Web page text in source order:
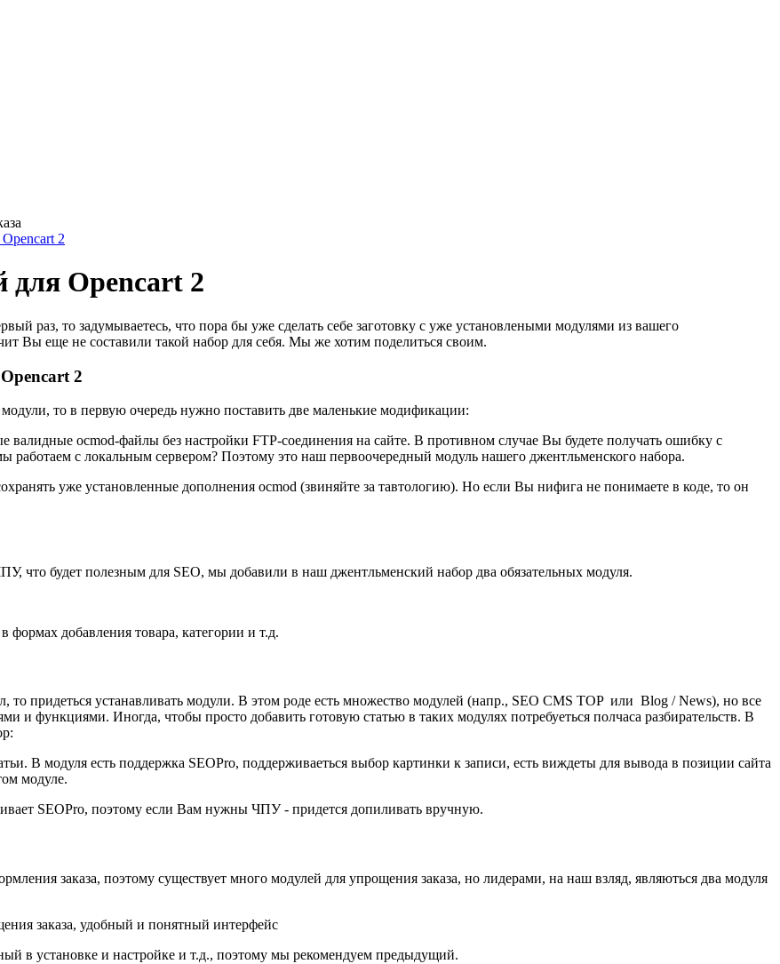
2
для Opencart 2
раз, то задумываетесь, что пора бы уже сделать себе заготовку с уже установлеными модулями из вашего
Вы еще не составили такой набор для себя. Мы же хотим поделиться своим.
2
то в первую очередь нужно поставить две маленькие модификации:
валидные ocmod-файлы без настройки FTP-соединения на сайте. В противном случае Вы будете получать ошибку с
с локальным сервером? Поэтому это наш первоочередный модуль нашего джентльменского набора.
уже установленные дополнения ocmod (звиняйте за тавтологию). Но если Вы нифига не понимаете в коде, то он
что будет полезным для SEO, мы добавили в наш джентльменский набор два обязательных модуля.
формах добавления товара, категории и т.д.
то придеться устанавливать модули. В этом роде есть множество модулей (напр., SEO CMS TOP или Blog / News), но все
функциями. Иногда, чтобы просто добавить готовую статью в таких модулях потребуеться полчаса разбирательств. В
В модуля есть поддержка SEOPro, поддерживаеться выбор картинки к записи, есть виждеты для вывода в позиции сайта
модуле.
SEOPro, поэтому если Вам нужны ЧПУ - придется допиливать вручную.
заказа, поэтому существует много модулей для упрощения заказа, но лидерами, на наш взляд, являються два модуля
заказа, удобный и понятный интерфейс
в установке и настройке и т.д., поэтому мы рекомендуем предыдущий.